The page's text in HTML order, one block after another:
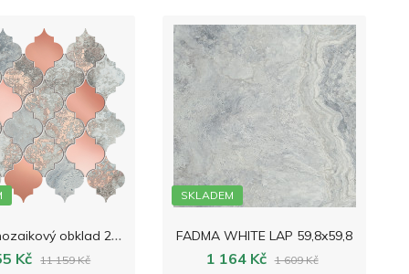
F
ADMA mozaikový obklad 26,4x24,6
Kč 11 159 Kč
SKLADEM
FADMA WHITE LAP 59,8x59,8
1 164 Kč 1 609 Kč